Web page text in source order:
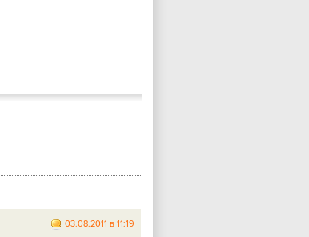
03.08.2011 в 11:19